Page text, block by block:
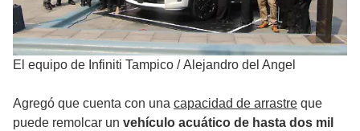
El equipo de Infiniti Tampico /Alejandro del Angel
Agregó que cuenta con una capacidad de arrastre que
puede remolcar un vehículo acuático de hasta dos mil